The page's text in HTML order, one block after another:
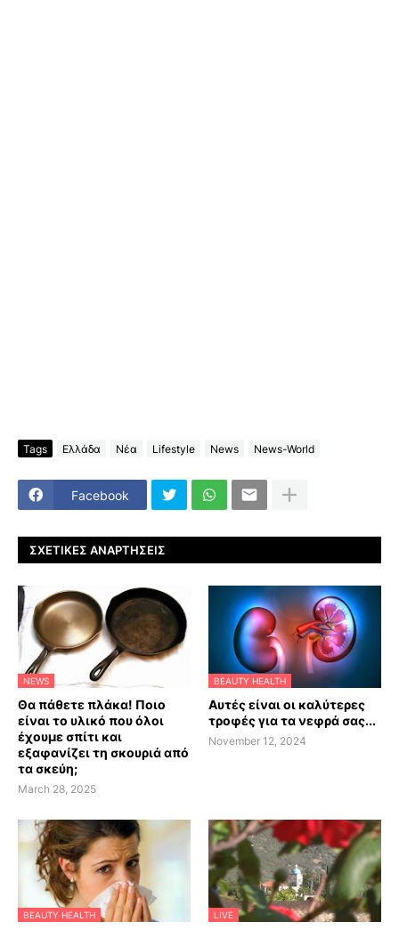
Tags Ελλάδα Νέα Lifestyle News News-World
Facebook
ΣΧΕΤΙΚΈΣ ΑΝΑΡΤΉΣΕΙΣ
NEWS
Θα πάθετε πλάκα! Ποιο
είναι το υλικό που όλοι
έχουμε σπίτι και
εξαφανίζει τη σκουριά από
τα σκεύη;
March 28, 2025
BEAUTY HEALTH
Αυτές είναι οι καλύτερες
τροφές για τα νεφρά σας...
November 12, 2024
BEAUTY HEALTH LIVE